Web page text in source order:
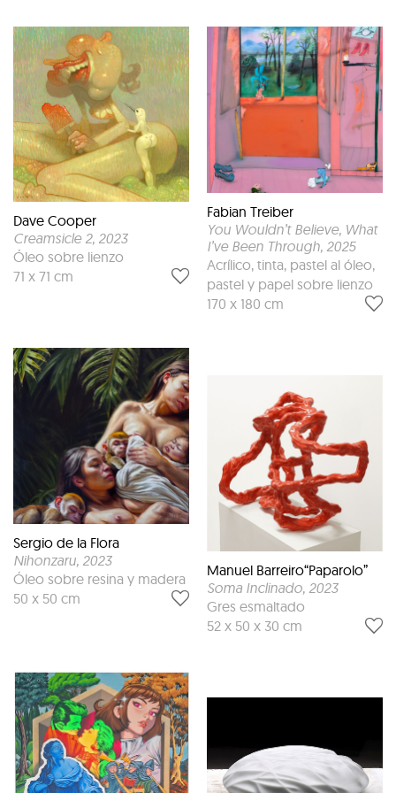
Dave Cooper
Creamsicle 2, 2023
Óleo sobre lienzo
71 x 71 cm
Sergio de la Flora
Nihonzaru, 2023
Óleo sobre resina y madera
50 x 50 cm
Fabian Treiber
You Wouldn’t Believe, What
I’ve Been Through, 2025
Acrílico, tinta, pastel al óleo,
pastel y papel sobre lienzo
170 x 180 cm
Manuel Barreiro“Paparolo”
Soma Inclinado, 2023
Gres esmaltado
52 x 50 x 30 cm